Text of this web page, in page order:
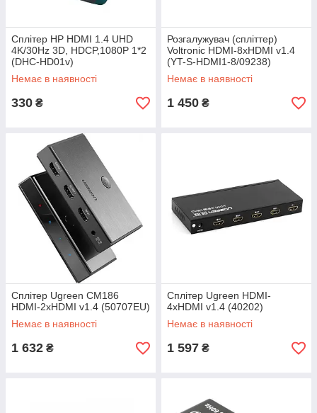
Сплітер HP HDMI 1.4 UHD
4K/30Hz 3D, HDCP,1080P 1*2
(DHC-HD01v)
Немає в наявності
330 ₴
Розгалужувач (спліттер)
Voltronic HDMI-8xHDMI v1.4
(YT-S-HDMI1-8/09238)
Немає в наявності
1 450 ₴
Сплітер Ugreen CM186
HDMI-2xHDMI v1.4 (50707EU)
Немає в наявності
1 632 ₴
Сплітер Ugreen HDMI-
4xHDMI v1.4 (40202)
Немає в наявності
1 597 ₴